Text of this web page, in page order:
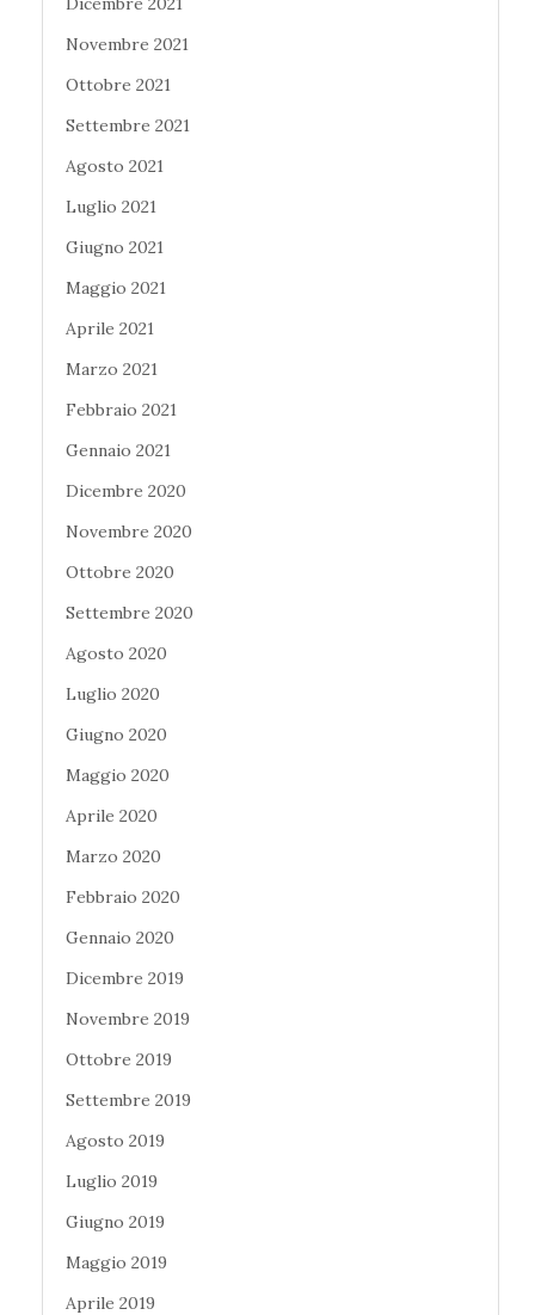
Novembre 2021
Ottobre 2021
Settembre 2021
Agosto 2021
Luglio 2021
Giugno 2021
Maggio 2021
Aprile 2021
Marzo 2021
Febbraio 2021
Gennaio 2021
Dicembre 2020
Novembre 2020
Ottobre 2020
Settembre 2020
Agosto 2020
Luglio 2020
Giugno 2020
Maggio 2020
Aprile 2020
Marzo 2020
Febbraio 2020
Gennaio 2020
Dicembre 2019
Novembre 2019
Ottobre 2019
Settembre 2019
Agosto 2019
Luglio 2019
Giugno 2019
Maggio 2019
Aprile 2019